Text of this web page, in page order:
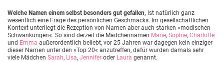
Welche Namen einem selbst besonders gut gefallen, ist natürlich ganz
wesentlich eine Frage des persönlichen Geschmacks. Im gesellschaftlichen
Kontext unterliegt die Rezeption von Namen aber auch starken »modischen
Schwankungen«. So sind derzeit die Mädchennamen Marie, Sophie, Charlotte
und Emma außerordentlich beliebt, vor 25 Jahren war dagegen kein einziger
dieser Namen unter den »Top 20« anzutreffen, dafür wurden damals sehr
viele Mädchen Sarah, Lisa, Jennifer oder Laura genannt.